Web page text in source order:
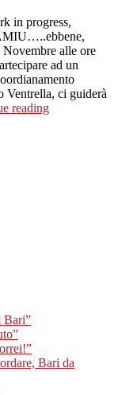
in progress,
alle ore
ad un
ci guiderà
reading
Bari”
Bari da